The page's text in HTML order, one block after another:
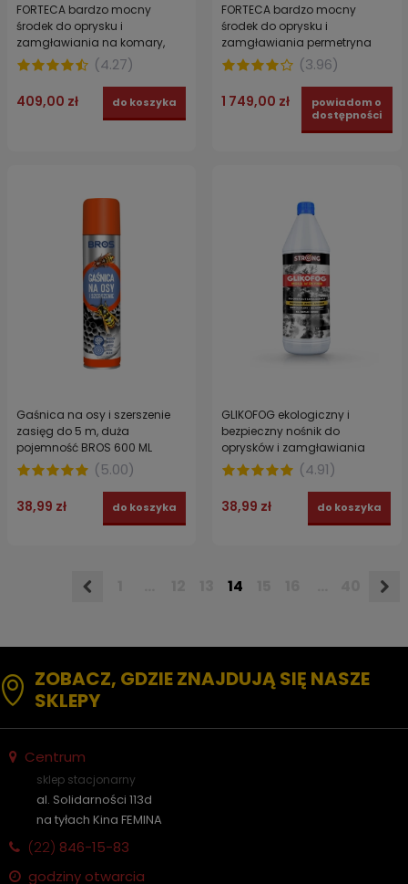
FORTECA bardzo mocny
środek do oprysku i
zamgławiania na komary,
pleśniakowce i prusaki 1 l
(4.27)
409,00 zł do koszyka
FORTECA bardzo mocny
środek do oprysku i
zamgławiania permetryna
40% do zwalczania much,
komarów, prusaków,
karaluchów, mrówek faraona i
pleśniakowca lśniącego! 5 l
(3.96)
1 749,00 zł
powiadom o
dostępności
Gaśnica na osy i szerszenie
zasięg do 5 m, duża
pojemność BROS 600 ML
(5.00)
38,99 zł do koszyka
GLIKOFOG ekologiczny i
bezpieczny nośnik do
oprysków i zamgławiania
STRONG 1 l
(4.91)
38,99 zł do koszyka
14
ZOBACZ, GDZIE ZNAJDUJĄ SIĘ NASZE
SKLEPY
Centrum
sklep stacjonarny
al. Solidarności 113d
na tyłach Kina FEMINA
(22) 846-15-83
godziny otwarcia